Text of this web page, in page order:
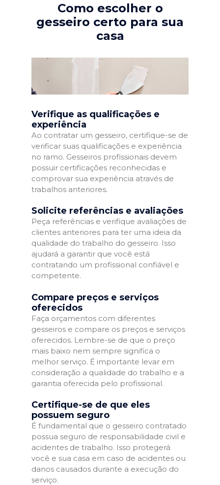
Como escolher o
gesseiro certo para sua
casa
Verifique as qualificações e
experiência
Ao contratar um gesseiro, certifique-se de
verificar suas qualificações e experiência
no ramo. Gesseiros profissionais devem
possuir certificações reconhecidas e
comprovar sua experiência através de
trabalhos anteriores.
Solicite referências e avaliações
Peça referências e verifique avaliações de
clientes anteriores para ter uma ideia da
qualidade do trabalho do gesseiro. Isso
ajudará a garantir que você está
contratando um profissional confiável e
competente.
Compare preços e serviços
oferecidos
Faça orçamentos com diferentes
gesseiros e compare os preços e serviços
oferecidos. Lembre-se de que o preço
mais baixo nem sempre significa o
melhor serviço. É importante levar em
consideração a qualidade do trabalho e a
garantia oferecida pelo profissional.
Certifique-se de que eles
possuem seguro
É fundamental que o gesseiro contratado
possua seguro de responsabilidade civil e
acidentes de trabalho. Isso protegerá
você e sua casa em caso de acidentes ou
danos causados durante a execução do
serviço.